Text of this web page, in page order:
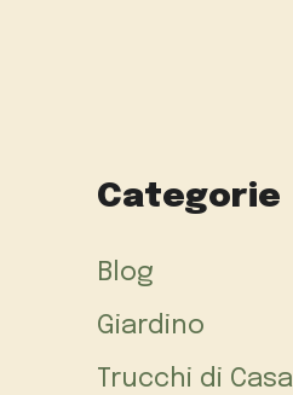
Categorie
Blog
Giardino
Trucchi di Casa